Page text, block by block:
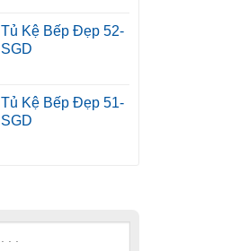
Tủ Kệ Bếp Đẹp 52-
SGD
Tủ Kệ Bếp Đẹp 51-
SGD